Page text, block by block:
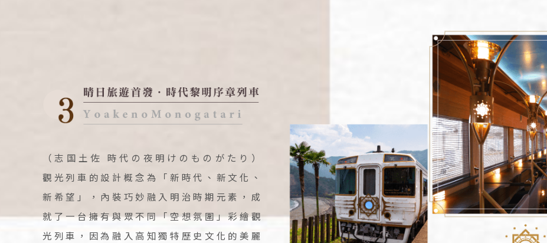
日本心旅行
Japanese Vibe
日本美學旅
Luxury Rail Travel
日本鐵道旅
（志国土佐 時代の夜明けのものがたり）
觀光列車的設計概念為「新時代、新文化、
新希望」，內裝巧妙融入明治時期元素，成
就了一台擁有與眾不同「空想氛圍」彩繪觀
光列車，因為融入高知獨特歷史文化的美麗
吉隆坡 麻六甲